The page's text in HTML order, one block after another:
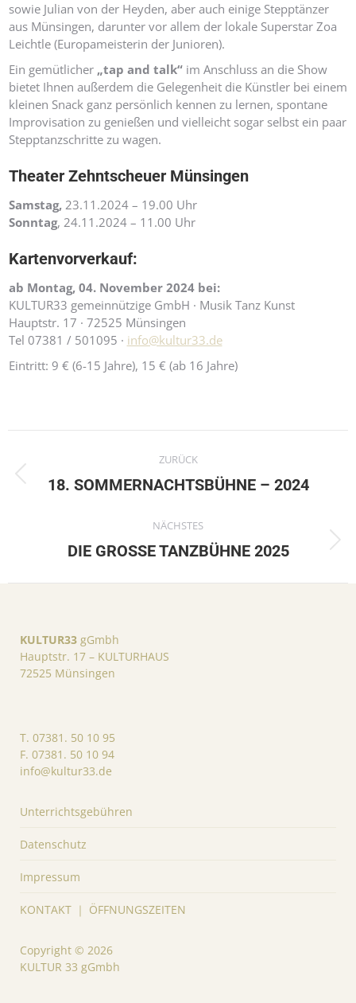
sowie Julian von der Heyden, aber auch einige Stepptänzer
aus Münsingen, darunter vor allem der lokale Superstar Zoa
Leichtle (Europameisterin der Junioren).
Ein gemütlicher „tap and talk“im Anschluss an die Show
bietet Ihnen außerdem die Gelegenheit die Künstler bei einem
kleinen Snack ganz persönlich kennen zu lernen, spontane
Improvisation zu genießen und vielleicht sogar selbst ein paar
Stepptanzschritte zu wagen.
Theater Zehntscheuer Münsingen
Samstag,23.11.2024 – 19.00 Uhr
Sonntag, 24.11.2024 – 11.00 Uhr
Kartenvorverkauf:
ab Montag, 04. November 2024 bei:
KULTUR33 gemeinnützige GmbH · Musik Tanz Kunst
Hauptstr. 17 · 72525 Münsingen
Tel 07381 / 501095 · info@kultur33.de
Eintritt: 9 € (6-15 Jahre), 15 € (ab 16 Jahre)
Kommentarnavigation
ZURÜCK
Vorheriger
18. SOMMERNACHTSBÜHNE – 2024
NÄCHSTES
Nächster
DIE GROSSE TANZBÜHNE 2025
KULTUR33 gGmbh
Hauptstr. 17 – KULTURHAUS
72525 Münsingen
T. 07381. 50 10 95
F. 07381. 50 10 94
info@kultur33.de
Unterrichtsgebühren
Datenschutz
Impressum
KONTAKT ｜ ÖFFNUNGSZEITEN
Copyright © 2026
KULTUR 33 gGmbh